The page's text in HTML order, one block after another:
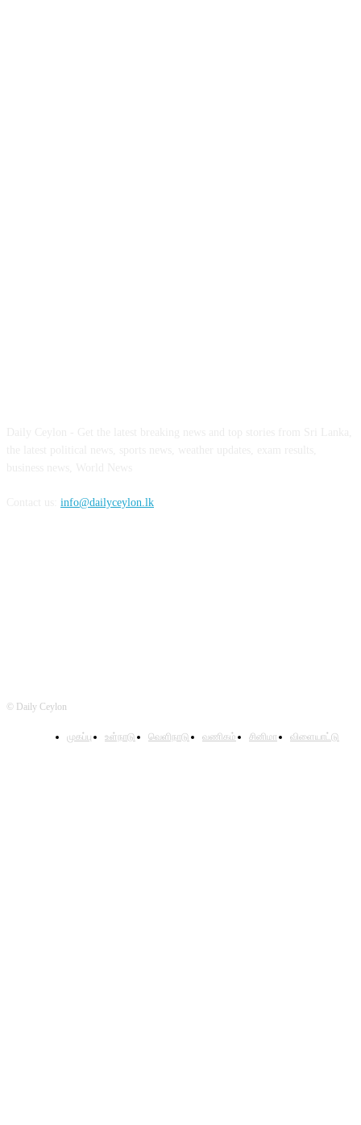
info@dailyceylon.lk
© Daily Ceylon
முகப்பு உள்நாடு வெளிநாடு வணிகம் சினிமா விளையாட்டு